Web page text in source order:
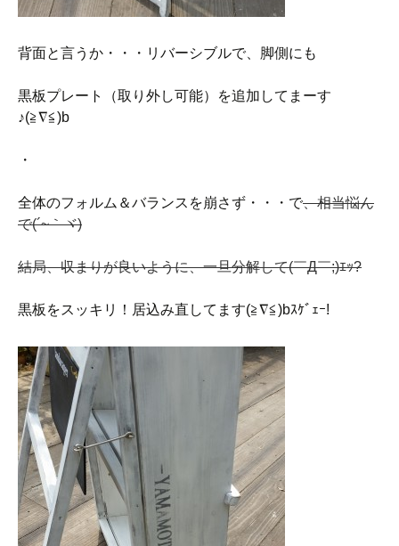
背面と言うか・・・リバーシブルで、脚側にも
黒板プレート（取り外し可能）を追加してまーす
♪(≧∇≦)b
・
全体のフォルム＆バランスを崩さず・・・で、相当悩ん
で(´~｀ヾ)
結局、収まりが良いように、一旦分解して(￣Д￣;)ｴｯ?
黒板をスッキリ！居込み直してます(≧∇≦)bｽｹﾞｪｰ!